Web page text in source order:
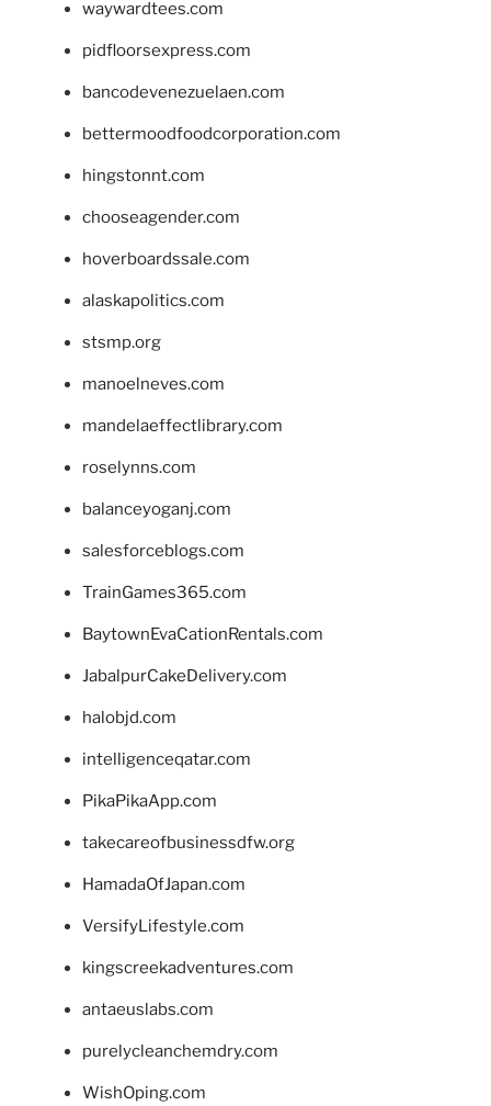
waywardtees.com
pidfloorsexpress.com
bancodevenezuelaen.com
bettermoodfoodcorporation.com
hingstonnt.com
chooseagender.com
hoverboardssale.com
alaskapolitics.com
stsmp.org
manoelneves.com
mandelaeffectlibrary.com
roselynns.com
balanceyoganj.com
salesforceblogs.com
TrainGames365.com
BaytownEvaCationRentals.com
JabalpurCakeDelivery.com
halobjd.com
intelligenceqatar.com
PikaPikaApp.com
takecareofbusinessdfw.org
HamadaOfJapan.com
VersifyLifestyle.com
kingscreekadventures.com
antaeuslabs.com
purelycleanchemdry.com
WishOping.com